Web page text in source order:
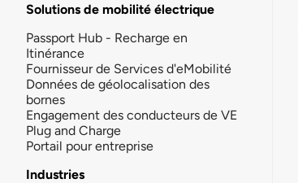
Solutions de mobilité électrique
Passport Hub - Recharge en
Itinérance
Fournisseur de Services d'eMobilité
Données de géolocalisation des
bornes
Engagement des conducteurs de VE
Plug and Charge
Portail pour entreprise
Industries